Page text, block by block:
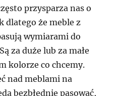
przysparza nas o
dlatego że meble z
wymiarami do
za duże lub za małe
kolorze co chcemy.
nad meblami na
bezbłędnie pasować,